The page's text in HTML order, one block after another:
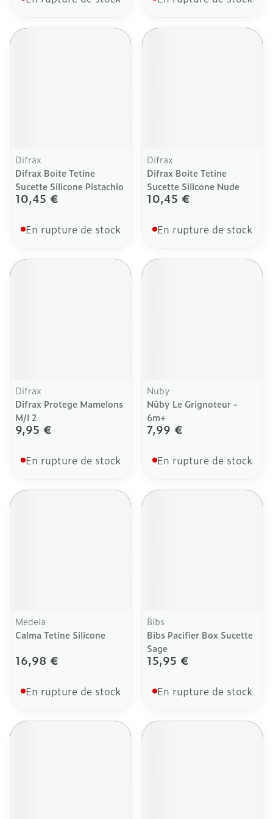
Difrax
Difrax Boite Tetine
Sucette Silicone Pistachio
10,45 €
En rupture de stock
Difrax
Difrax Boite Tetine
Sucette Silicone Nude
10,45 €
En rupture de stock
Difrax
Difrax Protege Mamelons
M/l 2
9,95 €
En rupture de stock
Nuby
Nûby Le Grignoteur -
6m+
7,99 €
En rupture de stock
Medela
Calma Tetine Silicone
16,98 €
En rupture de stock
Bibs
Bibs Pacifier Box Sucette
Sage
15,95 €
En rupture de stock